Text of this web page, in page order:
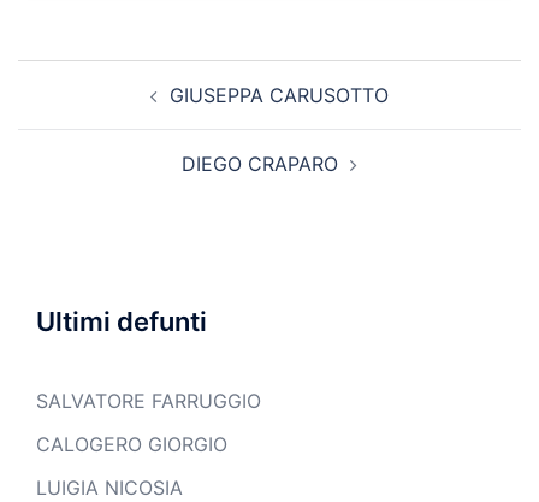
GIUSEPPA CARUSOTTO
DIEGO CRAPARO
Ultimi defunti
SALVATORE FARRUGGIO
CALOGERO GIORGIO
LUIGIA NICOSIA